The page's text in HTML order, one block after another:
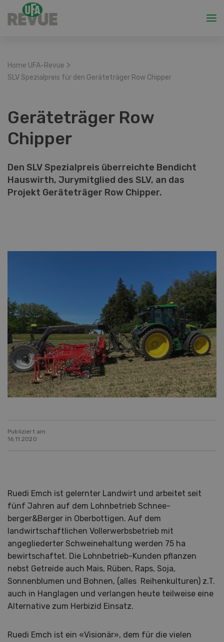
Home UFA-Revue >
SLV Spezialpreis für den Geräteträger Row Chipper
Geräteträger Row
Chipper
Den SLV Spezialpreis überreichte Bendicht
Hauswirth, Jurymitglied des SLV, an das
Projekt Geräteträger Row Chipper.
Publiziert am
16.11.2020
Ruedi Emch ist gelernter Landwirt und arbeitet seit
fünf Jahren auf dem Lohnbetrieb Schnee-
berger&Berger in Oberbottigen. Auf dem
landwirtschaftlichen Vollerwerbsbetrieb mit
angegliederter Schweinehaltung werden 75 ha
bewirtschaftet. Die Lohnbetrieb-Kunden pflanzen
nebst Getreide auch Mais, Rüben, Raps, Soja,
Sonnenblumen und Bohnen, (alles Reihenkulturen) z.T.
auch in Hanglagen und verlangen heute teilweise eine
Alternative zum Herbizid Einsatz.
Ruedi Emch ist ein «Visionär», dem für die vielen